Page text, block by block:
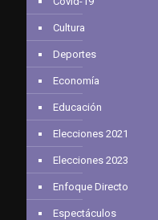
Cultura
Deportes
Economía
Educación
Elecciones 2021
Elecciones 2023
Enfoque Directo
Espectáculos